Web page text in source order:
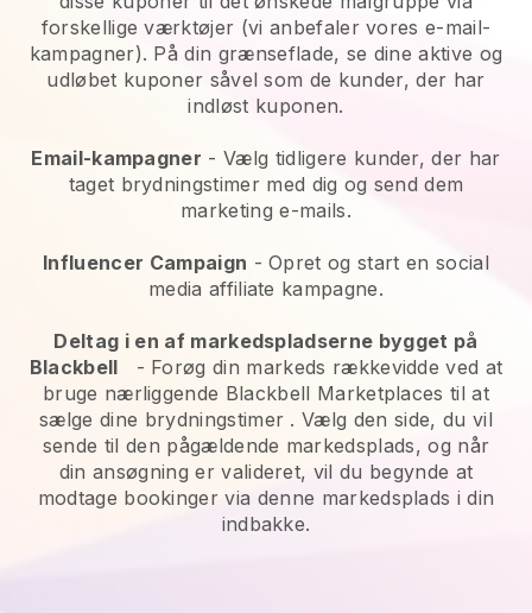
forskellige værktøjer (vi anbefaler vores e-mail-
kampagner). På din grænseflade, se dine aktive og
udløbet kuponer såvel som de kunder, der har
indløst kuponen.
Email-kampagner -Vælg tidligere kunder, der har
taget brydningstimer med dig og send dem
marketing e-mails.
Influencer Campaign - Opret og start en social
media affiliate kampagne.
Deltag i en af markedspladserne bygget på
Blackbell
- Forøg din markeds rækkevidde ved at
bruge nærliggende Blackbell Marketplaces til at
sælge dine brydningstimer . Vælg den side, du vil
sende til den pågældende markedsplads, og når
din ansøgning er valideret, vil du begynde at
modtage bookinger via denne markedsplads i din
indbakke.